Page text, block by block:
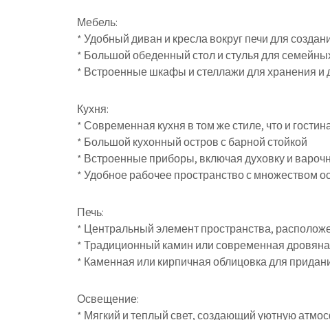
Мебель:
* Удобный диван и кресла вокруг печи для
* Большой обеденный стол и стулья для
* Встроенные шкафы и стеллажи для хранения и
Кухня:
* Современная кухня в том же стиле, что и
* Большой кухонный остров с барной стойкой
* Встроенные приборы, включая духовку и
* Удобное рабочее пространство с множеством
Печь:
* Центральный элемент пространства,
* Традиционный камин или современная
* Каменная или кирпичная облицовка для
Освещение:
* Мягкий и теплый свет, создающий уютную